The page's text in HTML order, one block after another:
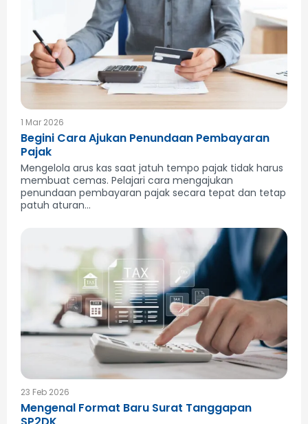
1 Mar 2026
Begini Cara Ajukan Penundaan Pembayaran
Pajak
Mengelola arus kas saat jatuh tempo pajak tidak harus
membuat cemas. Pelajari cara mengajukan
penundaan pembayaran pajak secara tepat dan tetap
patuh aturan...
23 Feb 2026
Mengenal Format Baru Surat Tanggapan